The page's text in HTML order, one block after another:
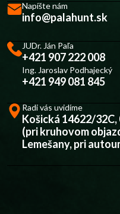
Napíšte nám
info@palahunt.sk
JUDr. Ján Paľa
+421 907 222 008
Ing. Jaroslav Podhajecký
+421 949 081 845
Radi vás uvidíme
Košická 14622/32C,
(pri kruhovom
Lemešany, pri